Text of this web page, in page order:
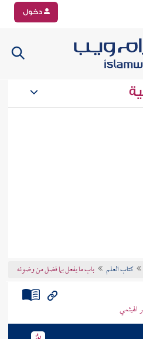
دخول
كتاب العلم باب ما يفعل بما فضل من وضوئه
الهيثمي